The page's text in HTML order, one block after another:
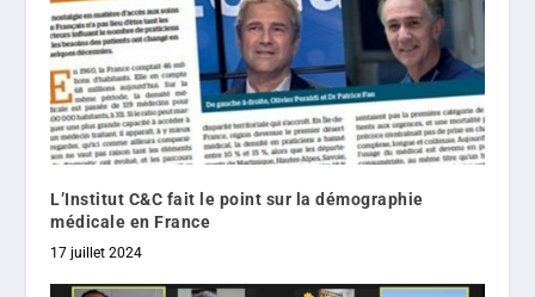
L’Institut C&C fait le point sur la démographie
médicale en France
17 juillet 2024